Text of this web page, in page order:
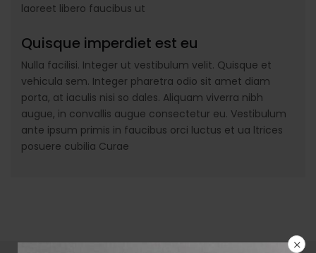
laoreet libero faucibus ut
Quisque imperdiet est eu
Nulla facilisi. Integer ut vestibulum velit. Quisque et
vehicula sem. Integer pharetra odio sit amet diam
porta, at iaculis nisi so dales. Aliquam viverra nibh
augue, in convallis augue consectetur eu. Vestibulum
ante ipsum primis in faucibus orci luctus et ua ltrices
posuere cubilia Curae